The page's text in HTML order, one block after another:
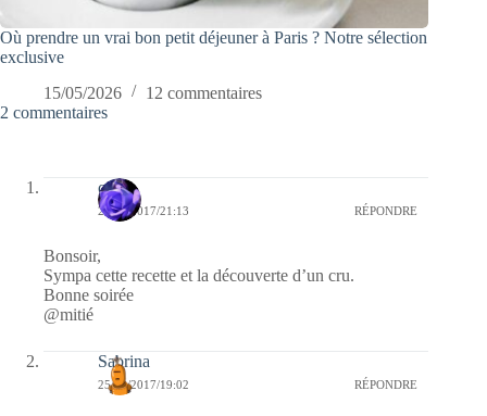
Où prendre un vrai bon petit déjeuner à Paris ? Notre sélection
exclusive
15/05/2026
12 commentaires
2 commentaires
covix
28/10/2017/21:13 RÉPONDRE
Bonsoir,
Sympa cette recette et la découverte d’un cru.
Bonne soirée
@mitié
Sabrina
25/10/2017/19:02 RÉPONDRE